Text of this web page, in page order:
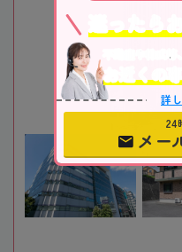
不動産や株式
お近くの専
詳
24
メー